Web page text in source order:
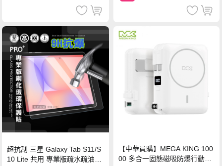
超抗刮 三星 Galaxy Tab S11/S
10 Lite 共用 專業版疏水疏油9H
【中華員購】MEGA KING 100
00 多合一固態磁吸防爆行動電